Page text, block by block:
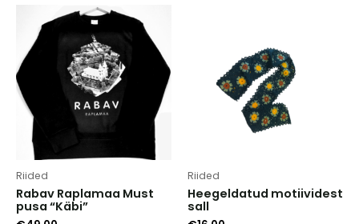
Riided
Rabav Raplamaa Must
pusa “Käbi”
Riided
Heegeldatud motiividest
sall